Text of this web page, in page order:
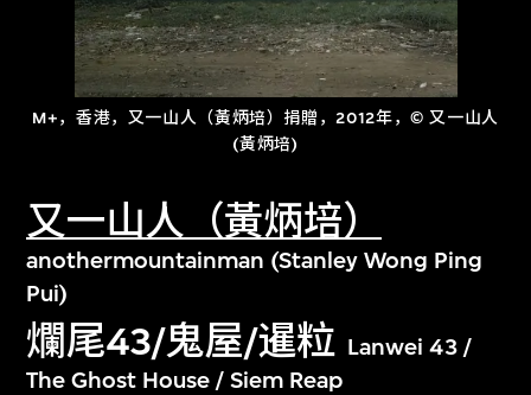
M+，香港，又一山人（黃炳培）捐贈，2012年，© 又一山人
(黃炳培)
又一山人（黃炳培）
anothermountainman (Stanley Wong Ping
Pui)
爛尾43/鬼屋/暹粒 Lanwei 43 /
The Ghost House / Siem Reap
文化藏品。